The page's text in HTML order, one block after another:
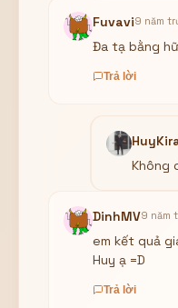
Fuvavi9 năm
Đa tạ bằng
Trả lời
Không
DinhMV9 năm
em kết quả
Huy ạ =D
Trả lời